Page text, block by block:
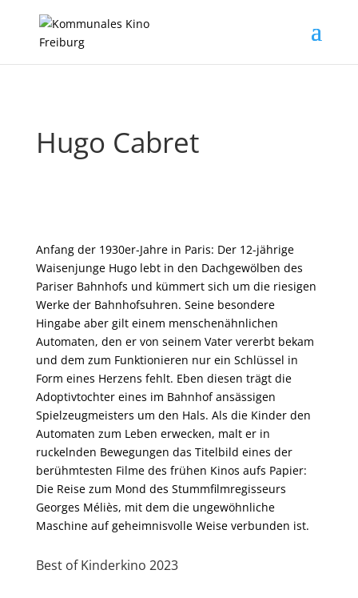
Hugo Cabret
Anfang der 1930er-Jahre in Paris: Der 12-jährige
Waisenjunge Hugo lebt in den Dachgewölben des
Pariser Bahnhofs und kümmert sich um die riesigen
Werke der Bahnhofsuhren. Seine besondere
Hingabe aber gilt einem menschenähnlichen
Automaten, den er von seinem Vater vererbt bekam
und dem zum Funktionieren nur ein Schlüssel in
Form eines Herzens fehlt. Eben diesen trägt die
Adoptivtochter eines im Bahnhof ansässigen
Spielzeugmeisters um den Hals. Als die Kinder den
Automaten zum Leben erwecken, malt er in
ruckelnden Bewegungen das Titelbild eines der
berühmtesten Filme des frühen Kinos aufs Papier:
Die Reise zum Mond des Stummfilmregisseurs
Georges Méliès, mit dem die ungewöhnliche
Maschine auf geheimnisvolle Weise verbunden ist.
Best of Kinderkino 2023